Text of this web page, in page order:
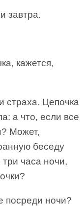
завтра.
кажется,
страха. Цепочка
а что, если все
Может,
беседу
часа ночи,
посреди ночи?